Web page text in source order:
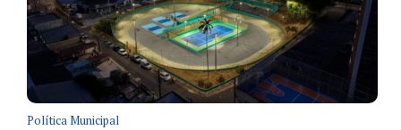
Política Municipal